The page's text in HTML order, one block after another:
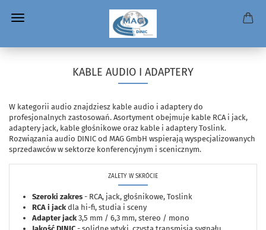
KABLE AUDIO I ADAPTERY
W kategorii audio znajdziesz kable audio i adaptery do
profesjonalnych zastosowań. Asortyment obejmuje kable RCA i jack,
adaptery jack, kable głośnikowe oraz kable i adaptery Toslink.
Rozwiązania audio DINIC od MAG GmbH wspierają wyspecjalizowanych
sprzedawców w sektorze konferencyjnym i scenicznym.
ZALETY W SKRÓCIE
Szeroki zakres - RCA, jack, głośnikowe, Toslink
RCA i jack dla hi-fi, studia i sceny
Adapter jack 3,5 mm / 6,3 mm, stereo / mono